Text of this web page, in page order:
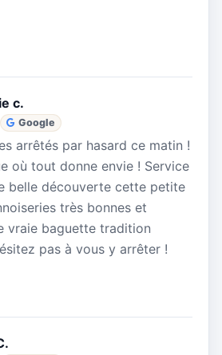
c.
Google
arrêtés par hasard ce matin !
où tout donne envie ! Service
belle découverte cette petite
très bonnes et
vraie baguette tradition
pas à vous y arrêter !